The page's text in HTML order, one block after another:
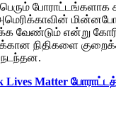
பெரும்
வேண்டும் என்று
நிதிகளை
Lives Matter